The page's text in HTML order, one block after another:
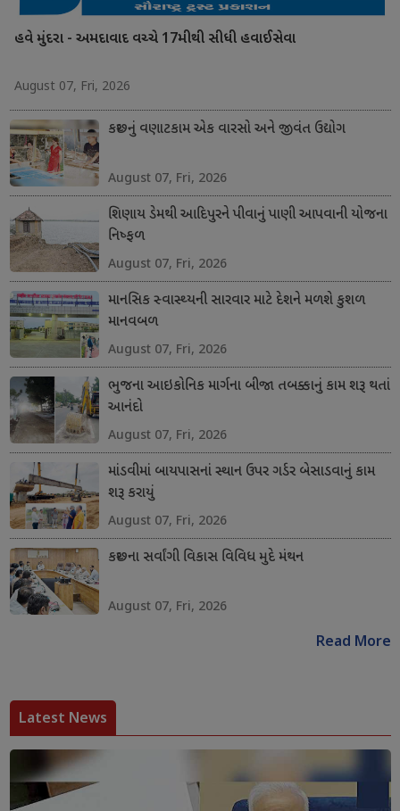
હવે મુંદરા - અમદાવાદ વચ્ચે 17મીથી સીધી હવાઈસેવા
August 07, Fri, 2026
કચ્છનું વણાટકામ એક વારસો અને જીવંત ઉદ્યોગ
August 07, Fri, 2026
શિણાય ડેમથી આદિપુરને પીવાનું પાણી આપવાની યોજના
નિષ્ફળ
August 07, Fri, 2026
માનસિક સ્વાસ્થ્યની સારવાર માટે દેશને મળશે કુશળ
માનવબળ
August 07, Fri, 2026
ભુજના આઇકોનિક માર્ગના બીજા તબક્કાનું કામ શરૂ થતાં
આનંદો
August 07, Fri, 2026
માંડવીમાં બાયપાસનાં સ્થાન ઉપર ગર્ડર બેસાડવાનું કામ
શરૂ કરાયું
August 07, Fri, 2026
કચ્છના સર્વાંગી વિકાસ વિવિધ મુદે મંથન
August 07, Fri, 2026
Read More
Latest News